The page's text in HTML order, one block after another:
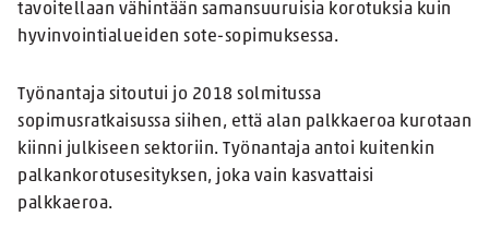
tavoitellaan vähintään samansuuruisia korotuksia kuin
hyvinvointialueiden sote-sopimuksessa.
Työnantaja sitoutui jo 2018 solmitussa
sopimusratkaisussa siihen, että alan palkkaeroa kurotaan
kiinni julkiseen sektoriin. Työnantaja antoi kuitenkin
palkankorotusesityksen, joka vain kasvattaisi
palkkaeroa.